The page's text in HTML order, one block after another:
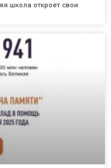
школа откроет свои